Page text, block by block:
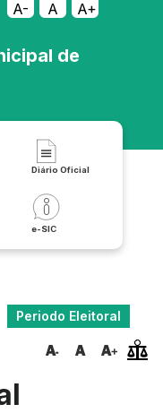
A- A A+
de
Diário Oficial
e-SIC
Periodo Eleitoral